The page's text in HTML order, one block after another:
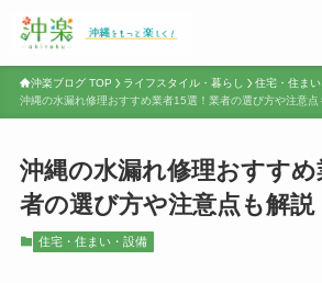
沖楽ブログ TOP ライフスタイル・暮らし
住宅・住ま
沖縄の水漏れ修理おすすめ業者15選！業者の選び方や注意点
沖縄の水漏れ修理おすす
者の選び方や注意点も解説
住宅・住まい・設備